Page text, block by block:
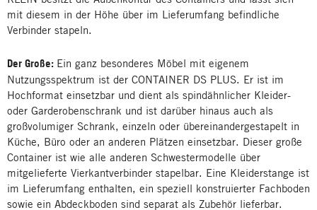
mit diesem in der Höhe über im Lieferumfang befindliche
Verbinder stapeln.
Der Große: Ein ganz besonderes Möbel mit eigenem
Nutzungsspektrum ist der CONTAINER DS PLUS. Er ist im
Hochformat einsetzbar und dient als spindähnlicher Kleider-
oder Garderobenschrank und ist darüber hinaus auch als
großvolumiger Schrank, einzeln oder übereinandergestapelt in
Küche, Büro oder an anderen Plätzen einsetzbar. Dieser große
Container ist wie alle anderen Schwestermodelle über
mitgelieferte Vierkantverbinder stapelbar. Eine Kleiderstange ist
im Lieferumfang enthalten, ein speziell konstruierter Fachboden
sowie ein Abdeckboden sind separat als Zubehör lieferbar.